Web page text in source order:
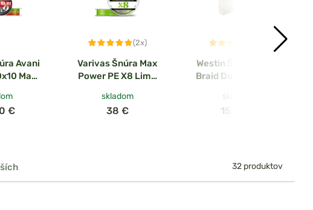
Avani
Max
€
(2x)
Varivas Šnúra Max
Power PE X8 Lime
skladom
38 €
Westin Šnúra W3 8-
Braid Dutch Orange
skladom
15,30 €
32 produktov